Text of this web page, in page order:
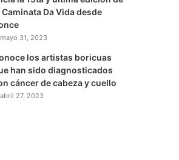
Caminata Da Vida desde
mayo 31, 2023
los artistas boricuas
han sido diagnosticados
cáncer de cabeza y cuello
abril 27, 2023